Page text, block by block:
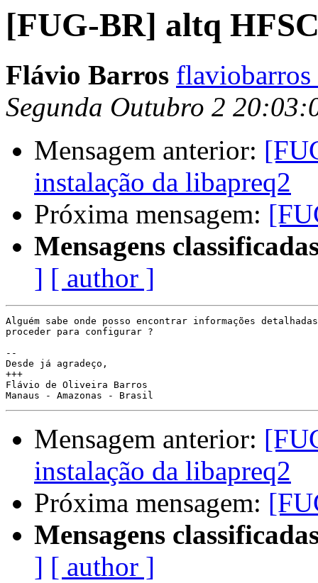
[FUG-BR] altq
Flávio Barros
Segunda Outubro 2
Mensagem anterior:
instalação da libapreq2
Próxima mensagem:
Mensagens
] [ author ]
Alguém sabe onde posso encontrar informações
proceder para configurar ?
--
Desde já agradeço,
+++
Flávio de Oliveira Barros
Mensagem anterior:
instalação da libapreq2
Próxima mensagem:
Mensagens
] [ author ]